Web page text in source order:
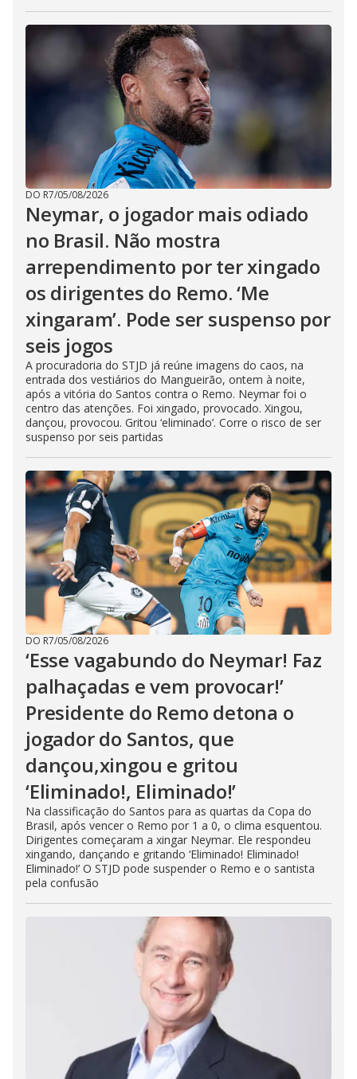
DO R7/05/08/2026
Neymar, o jogador mais odiado
no Brasil. Não mostra
arrependimento por ter xingado
os dirigentes do Remo. ‘Me
xingaram’. Pode ser suspenso por
seis jogos
A procuradoria do STJD já reúne imagens do caos, na
entrada dos vestiários do Mangueirão, ontem à noite,
após a vitória do Santos contra o Remo. Neymar foi o
centro das atenções. Foi xingado, provocado. Xingou,
dançou, provocou. Gritou ‘eliminado’. Corre o risco de ser
suspenso por seis partidas
DO R7/05/08/2026
‘Esse vagabundo do Neymar! Faz
palhaçadas e vem provocar!’
Presidente do Remo detona o
jogador do Santos, que
dançou,xingou e gritou
‘Eliminado!, Eliminado!’
Na classificação do Santos para as quartas da Copa do
Brasil, após vencer o Remo por 1 a 0, o clima esquentou.
Dirigentes começaram a xingar Neymar. Ele respondeu
xingando, dançando e gritando ‘Eliminado! Eliminado!
Eliminado!’ O STJD pode suspender o Remo e o santista
pela confusão